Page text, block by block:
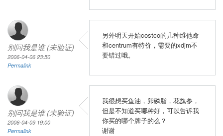
别问我是谁 (未验证)
2006-04-06 23:50
Permalink
另外明天开始costco的几种维他命
和centrum有特价，需要的xdjm不
要错过哦。
别问我是谁 (未验证)
2006-04-09 19:00
Permalink
我很想买鱼油，卵磷脂，花旗参，
但是不知道买哪种好，可以告诉我
你买的哪个牌子的么？
谢谢